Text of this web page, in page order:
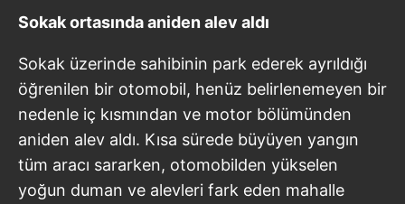
Sokak ortasında aniden alev aldı
Sokak üzerinde sahibinin park ederek ayrıldığı
öğrenilen bir otomobil, henüz belirlenemeyen bir
nedenle iç kısmından ve motor bölümünden
aniden alev aldı. Kısa sürede büyüyen yangın
tüm aracı sararken, otomobilden yükselen
yoğun duman ve alevleri fark eden mahalle